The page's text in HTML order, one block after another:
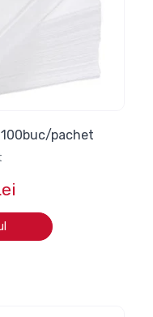
pachet